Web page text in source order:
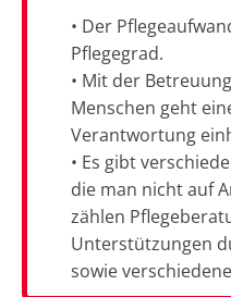
• Der
Pflegegrad.
• Mit der
Menschen geht
Verantwortung
• Es gibt
die man nicht auf
zählen
Unterstützungen
sowie